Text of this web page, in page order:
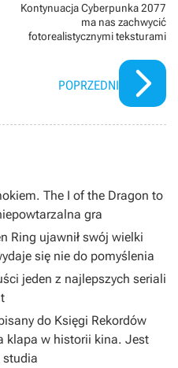
Kontynuacja Cyberpunka 2077
ma nas zachwycić
fotorealistycznymi teksturami
POPRZEDNI
The I of the Dragon to
gra
Ring ujawnił swój wielki
się nie do pomyślenia
jeden z najlepszych seriali
do Księgi Rekordów
klapa w historii kina. Jest
studia